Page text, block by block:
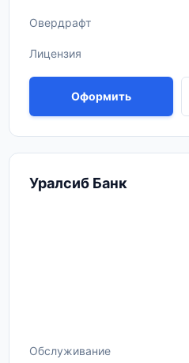
Овердрафт
Лицензия
Оформить
Уралсиб Банк
Обслуживание